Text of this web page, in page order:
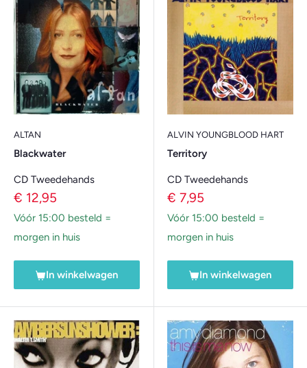
ALTAN
Blackwater
CD Tweedehands
Verkoopprijs
€ 12,95
Vóór 15:00 besteld =
morgen in huis
In winkelwagen
ALVIN YOUNGBLOOD HART
Territory
CD Tweedehands
Verkoopprijs
€ 7,95
Vóór 15:00 besteld =
morgen in huis
In winkelwagen